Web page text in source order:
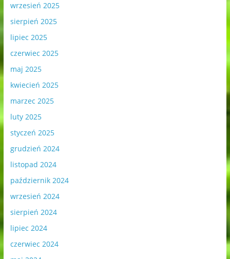
wrzesień 2025
sierpień 2025
lipiec 2025
czerwiec 2025
maj 2025
kwiecień 2025
marzec 2025
luty 2025
styczeń 2025
grudzień 2024
listopad 2024
październik 2024
wrzesień 2024
sierpień 2024
lipiec 2024
czerwiec 2024